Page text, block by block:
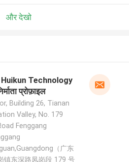
और देखो
Technology
प्रोफ़ाइल
Building 26, Tianan
Valley, No. 179
Fenggang
（广东
镇东深路凤岗段 179 号